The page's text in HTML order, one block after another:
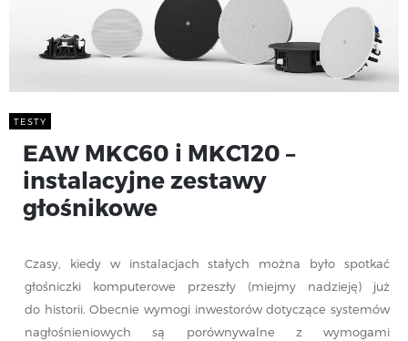
TESTY
EAW MKC60 i MKC120 –
instalacyjne zestawy
głośnikowe
Czasy, kiedy w instalacjach stałych można było spotkać
głośniczki komputerowe przeszły (miejmy nadzieję) już
do historii. Obecnie wymogi inwestorów dotyczące systemów
nagłośnieniowych są porównywalne z wymogami